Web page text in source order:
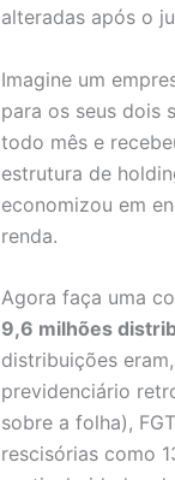
alteradas após o
Imagine um
para os seus dois
todo mês e
estrutura de
economizou em
renda.
Agora faça uma
9,6 milhões
distribuições
previdenciário
sobre a folha),
rescisórias como